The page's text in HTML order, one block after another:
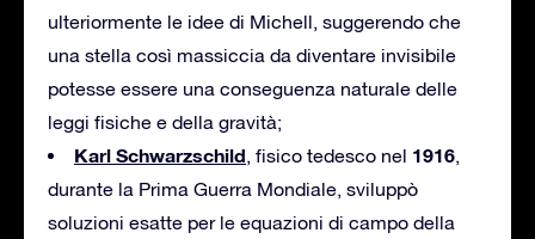
ulteriormente le idee di Michell, suggerendo che
una stella così massiccia da diventare invisibile
potesse essere una conseguenza naturale delle
leggi fisiche e della gravità;
Karl Schwarzschild, fisico tedesco nel 1916,
durante la Prima Guerra Mondiale, sviluppò
soluzioni esatte per le equazioni di campo della